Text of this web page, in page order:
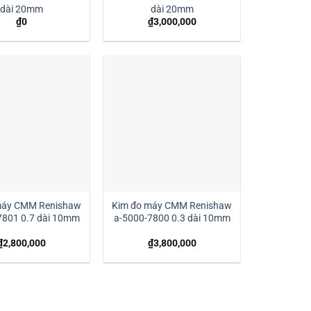
dài 20mm
₫0
dài 20mm
₫3,000,000
CMM Renishaw
0.7 dài 10mm
2,800,000
Kim đo máy CMM Renishaw
a-5000-7800 0.3 dài 10mm
₫3,800,000